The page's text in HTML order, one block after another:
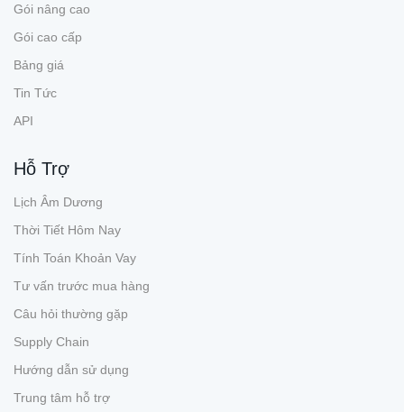
Gói nâng cao
Gói cao cấp
Bảng giá
Tin Tức
API
Hỗ Trợ
Lịch Âm Dương
Thời Tiết Hôm Nay
Tính Toán Khoản Vay
Tư vấn trước mua hàng
Câu hỏi thường gặp
Supply Chain
Hướng dẫn sử dụng
Trung tâm hỗ trợ